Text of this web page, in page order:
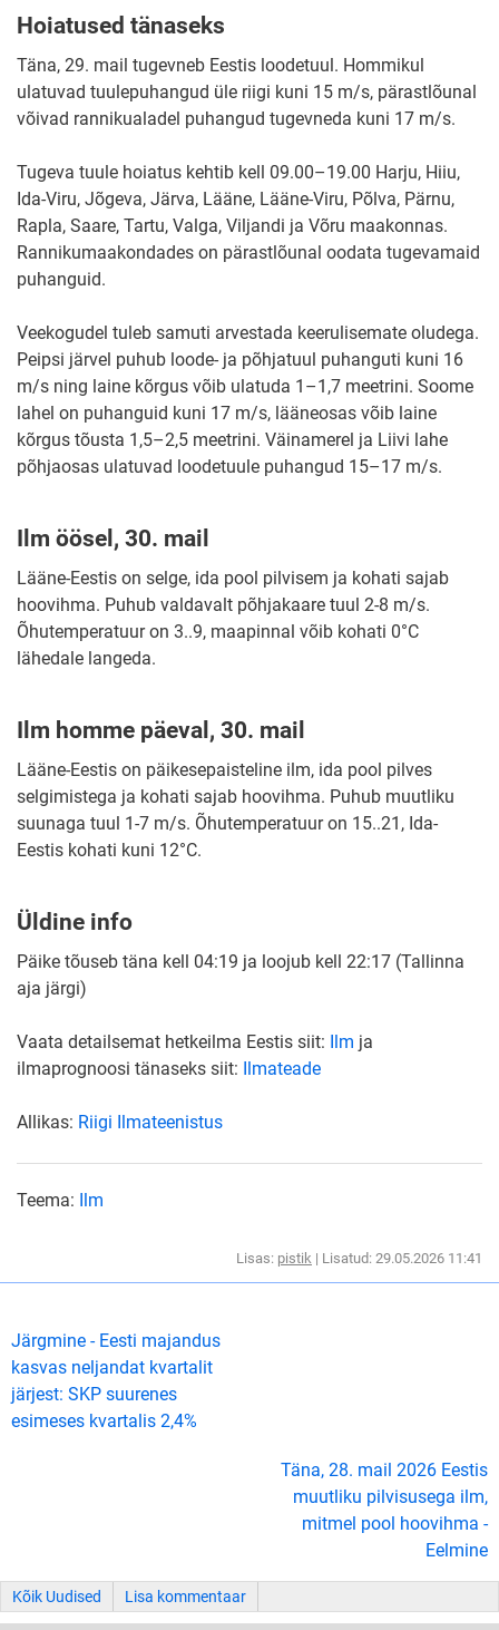
Hoiatused tänaseks
Täna, 29. mail tugevneb Eestis loodetuul. Hommikul
ulatuvad tuulepuhangud üle riigi kuni 15 m/s, pärastlõunal
võivad rannikualadel puhangud tugevneda kuni 17 m/s.
Tugeva tuule hoiatus kehtib kell 09.00–19.00 Harju, Hiiu,
Ida-Viru, Jõgeva, Järva, Lääne, Lääne-Viru, Põlva, Pärnu,
Rapla, Saare, Tartu, Valga, Viljandi ja Võru maakonnas.
Rannikumaakondades on pärastlõunal oodata tugevamaid
puhanguid.
Veekogudel tuleb samuti arvestada keerulisemate oludega.
Peipsi järvel puhub loode- ja põhjatuul puhanguti kuni 16
m/s ning laine kõrgus võib ulatuda 1–1,7 meetrini. Soome
lahel on puhanguid kuni 17 m/s, lääneosas võib laine
kõrgus tõusta 1,5–2,5 meetrini. Väinamerel ja Liivi lahe
põhjaosas ulatuvad loodetuule puhangud 15–17 m/s.
Ilm öösel, 30. mail
Lääne-Eestis on selge, ida pool pilvisem ja kohati sajab
hoovihma. Puhub valdavalt põhjakaare tuul 2-8 m/s.
Õhutemperatuur on 3..9, maapinnal võib kohati 0°C
lähedale langeda.
Ilm homme päeval, 30. mail
Lääne-Eestis on päikesepaisteline ilm, ida pool pilves
selgimistega ja kohati sajab hoovihma. Puhub muutliku
suunaga tuul 1-7 m/s. Õhutemperatuur on 15..21, Ida-
Eestis kohati kuni 12°C.
Üldine info
Päike tõuseb täna kell 04:19 ja loojub kell 22:17 (Tallinna
aja järgi)
Vaata detailsemat hetkeilma Eestis siit: Ilm ja
ilmaprognoosi tänaseks siit: Ilmateade
Allikas: Riigi Ilmateenistus
Teema: Ilm
Lisas: pistik | Lisatud: 29.05.2026 11:41
Järgmine - Eesti majandus
kasvas neljandat kvartalit
järjest: SKP suurenes
esimeses kvartalis 2,4%
Täna, 28. mail 2026 Eestis
muutliku pilvisusega ilm,
mitmel pool hoovihma -
Eelmine
Kõik Uudised Lisa kommentaar